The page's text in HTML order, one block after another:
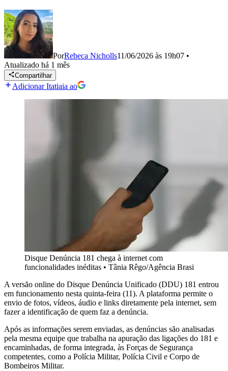
PorRebeca Nicholls11/06/2026 às 19h07 •
Atualizado há 1 mês
Compartilhar
Adicionar Itatiaia ao
Disque Denúncia 181 chega à internet com
funcionalidades inéditas • Tânia Rêgo/Agência Brasi
A versão online do Disque Denúncia Unificado (DDU) 181 entrou
em funcionamento nesta quinta-feira (11). A plataforma permite o
envio de fotos, vídeos, áudio e links diretamente pela internet, sem
fazer a identificação de quem faz a denúncia.
Após as informações serem enviadas, as denúncias são analisadas
pela mesma equipe que trabalha na apuração das ligações do 181 e
encaminhadas, de forma integrada, às Forças de Segurança
competentes, como a Polícia Militar, Polícia Civil e Corpo de
Bombeiros Militar.